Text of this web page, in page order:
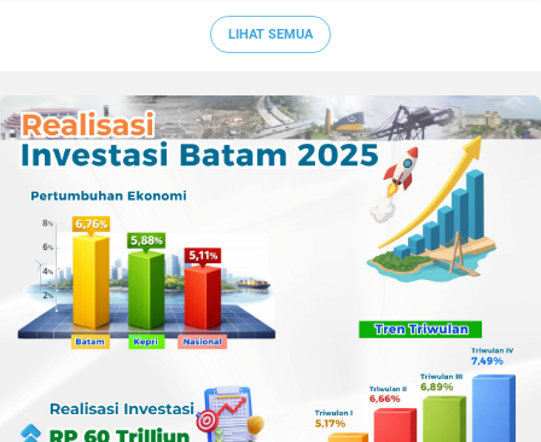
LIHAT SEMUA